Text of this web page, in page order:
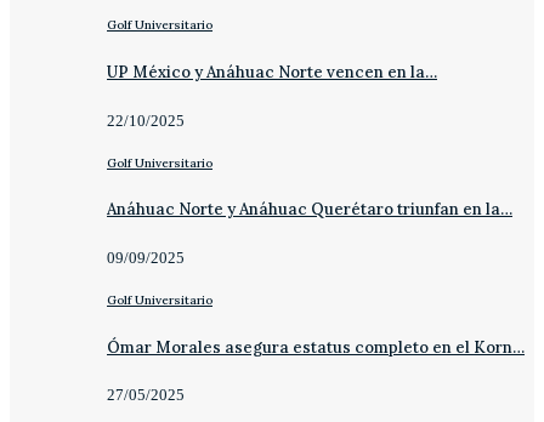
Golf Universitario
UP México y Anáhuac Norte vencen en la…
22/10/2025
Golf Universitario
Anáhuac Norte y Anáhuac Querétaro triunfan en la…
09/09/2025
Golf Universitario
Ómar Morales asegura estatus completo en el Korn…
27/05/2025